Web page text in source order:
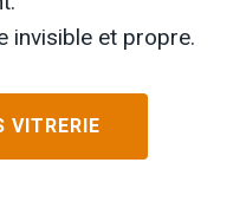
invisible et propre.
VITRERIE